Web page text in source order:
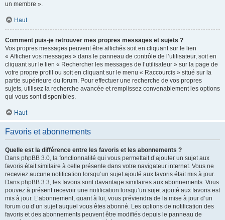
un membre ».
Haut
Comment puis-je retrouver mes propres messages et sujets ?
Vos propres messages peuvent être affichés soit en cliquant sur le lien
« Afficher vos messages » dans le panneau de contrôle de l’utilisateur, soit en
cliquant sur le lien « Rechercher les messages de l’utilisateur » sur la page de
votre propre profil ou soit en cliquant sur le menu « Raccourcis » situé sur la
partie supérieure du forum. Pour effectuer une recherche de vos propres
sujets, utilisez la recherche avancée et remplissez convenablement les options
qui vous sont disponibles.
Haut
Favoris et abonnements
Quelle est la différence entre les favoris et les abonnements ?
Dans phpBB 3.0, la fonctionnalité qui vous permettait d’ajouter un sujet aux
favoris était similaire à celle présente dans votre navigateur internet. Vous ne
receviez aucune notification lorsqu’un sujet ajouté aux favoris était mis à jour.
Dans phpBB 3.3, les favoris sont davantage similaires aux abonnements. Vous
pouvez à présent recevoir une notification lorsqu’un sujet ajouté aux favoris est
mis à jour. L’abonnement, quant à lui, vous préviendra de la mise à jour d’un
forum ou d’un sujet auquel vous êtes abonné. Les options de notification des
favoris et des abonnements peuvent être modifiés depuis le panneau de